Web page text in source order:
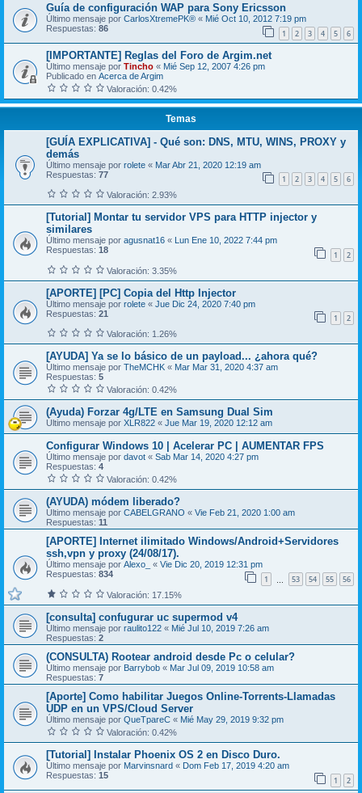
Guía de configuración WAP para Sony Ericsson
Último mensaje por CarlosXtremePK® « Mié Oct 10, 2012 7:19 pm
Respuestas: 86 1 2 3 4 5 6
[IMPORTANTE] Reglas del Foro de Argim.net
Último mensaje por Tincho « Mié Sep 12, 2007 4:26 pm
Publicado en Acerca de Argim
Valoración: 0.42%
Temas
[GUÍA EXPLICATIVA] - Qué son: DNS, MTU, WINS, PROXY y
demás
Último mensaje por rolete « Mar Abr 21, 2020 12:19 am
Respuestas: 77 1 2 3 4 5 6
Valoración: 2.93%
[Tutorial] Montar tu servidor VPS para HTTP injector y
similares
Último mensaje por agusnat16 «
Lun Ene 10, 2022 7:44 pm
Respuestas: 18 1 2
Valoración: 3.35%
[APORTE] [PC] Copia del Http Injector
Último mensaje por rolete « Jue Dic 24, 2020 7:40 pm
Respuestas: 21 1 2
Valoración: 1.26%
[AYUDA] Ya se lo básico de un payload... ¿ahora qué?
Último mensaje por TheMCHK « Mar Mar 31, 2020 4:37 am
Respuestas: 5
Valoración: 0.42%
(Ayuda) Forzar 4g/LTE en Samsung Dual Sim
Último mensaje por XLR822 « Jue Mar 19, 2020 12:12 am
Configurar Windows 10 | Acelerar PC | AUMENTAR FPS
Último mensaje por davot « Sab Mar 14, 2020 4:27 pm
Respuestas: 4
Valoración: 0.42%
(AYUDA) módem liberado?
Último mensaje por CABELGRANO « Vie Feb 21, 2020 1:00 am
Respuestas: 11
[APORTE] Internet ilimitado Windows/Android+Servidores
ssh,vpn y proxy (24/08/17).
Último mensaje por Alexo_ « Vie Dic 20, 2019 12:31 pm
Respuestas: 834 1 53 54 55 56
Valoración: 17.15%
[consulta] confugurar uc supermod v4
Último mensaje por raulito122 « Mié Jul 10, 2019 7:26 am
Respuestas: 2
(CONSULTA) Rootear android desde Pc o celular?
Último mensaje por Barrybob « Mar Jul 09, 2019 10:58 am
Respuestas: 7
[Aporte] Como habilitar Juegos Online-Torrents-Llamadas
UDP en un VPS/Cloud Server
Último mensaje por QueTpareC « Mié May 29, 2019 9:32 pm
Valoración: 0.42%
[Tutorial] Instalar Phoenix OS 2 en Disco Duro.
Último mensaje por Marvinsnard « Dom Feb 17, 2019 4:20 am
Respuestas: 15 1 2